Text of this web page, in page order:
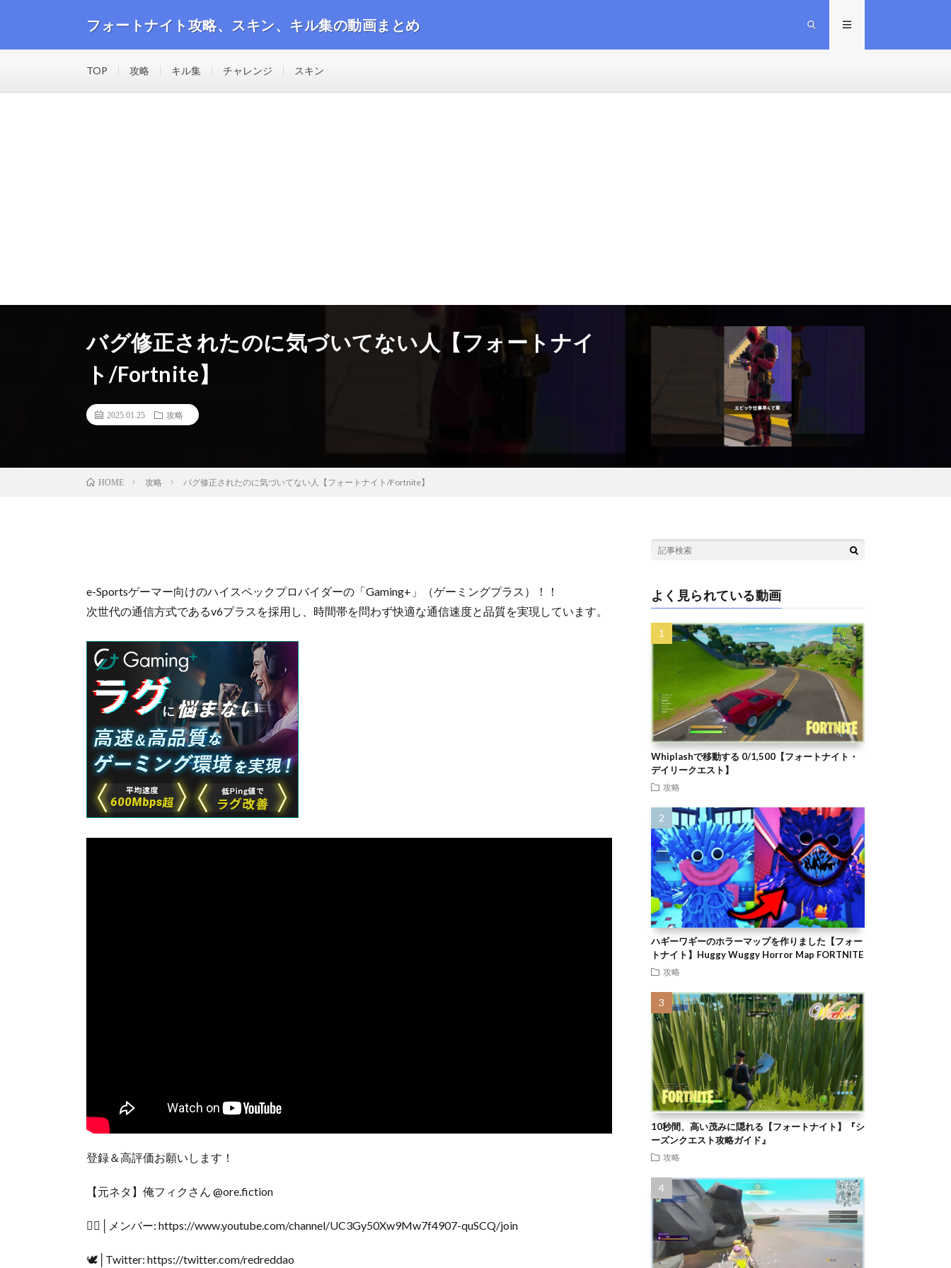
フォートナイト攻略、スキン、キル集の動画まとめ
TOP 攻略 キル集 チャレンジ スキン
バグ修正されたのに気づいてない人【フォートナイ
ト/Fortnite】
2025.01.25 攻略
HOME 攻略 バグ修正されたのに気づいてない人【フォートナイト/Fortnite】
e-Sportsゲーマー向けのハイスペックプロバイダーの「Gaming+」（ゲーミングプラス）！！
次世代の通信方式であるv6プラスを採用し、時間帯を問わず快適な通信速度と品質を実現しています。
登録＆高評価お願いします！
【元ネタ】俺フィクさん @ore.fiction
❤️‍🔥│メンバー: https://www.youtube.com/channel/UC3Gy50Xw9Mw7f4907-quSCQ/join
🕊️│Twitter: https://twitter.com/redreddao
よく見られている動画
Whiplashで移動する 0/1,500【フォートナイト・
デイリークエスト】
攻略
ハギーワギーのホラーマップを作りました【フォー
トナイト】Huggy Wuggy Horror Map FORTNITE
攻略
10秒間、高い茂みに隠れる【フォートナイト】『シ
ーズンクエスト攻略ガイド』
攻略